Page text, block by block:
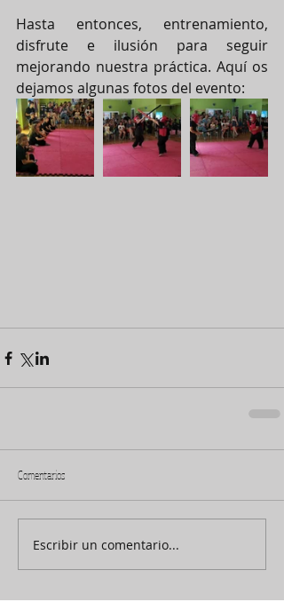
Hasta entonces, entrenamiento,
disfrute e ilusión para seguir
mejorando nuestra práctica. Aquí os
dejamos algunas fotos del evento:
Comentarios
Escribir un comentario...